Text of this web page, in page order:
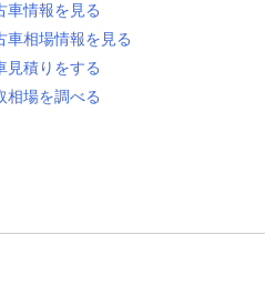
車情報を見る
車相場情報を見る
見積りをする
相場を調べる